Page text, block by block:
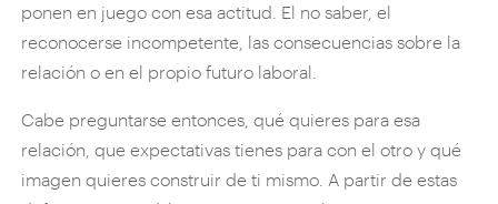
ponen en juego con esa actitud. El no saber, el
reconocerse incompetente, las consecuencias sobre la
relación o en el propio futuro laboral.
Cabe preguntarse entonces, qué quieres para esa
relación, que expectativas tienes para con el otro y qué
imagen quieres construir de ti mismo. A partir de estas